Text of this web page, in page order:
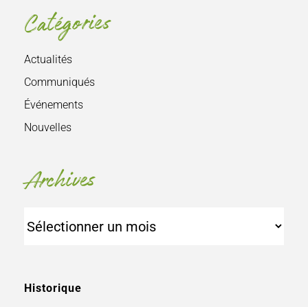
Catégories
Actualités
Communiqués
Événements
Nouvelles
Archives
Historique